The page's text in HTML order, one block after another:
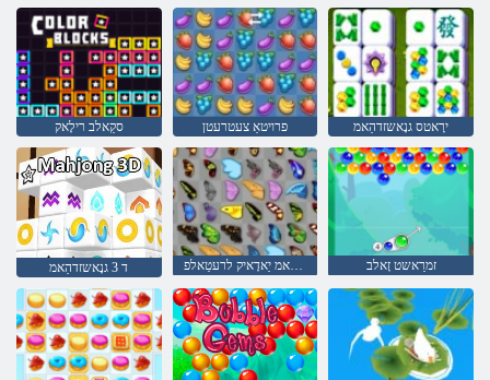
סקַאלב רילָאק פרויטאַ צעטרעטן ירָאטס גנָאשזדהַאמ
ד 3 גנָאשזדהַאמ גנָאשזדהַאמ יַאדָאיק לרעטַאלפ זמרַאשט זָאלב